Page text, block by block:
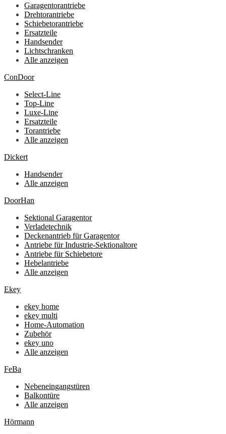
Garagentorantriebe
Drehtorantriebe
Schiebetorantriebe
Ersatzteile
Handsender
Lichtschranken
Alle anzeigen
ConDoor
Select-Line
Top-Line
Luxe-Line
Ersatzteile
Torantriebe
Alle anzeigen
Dickert
Handsender
Alle anzeigen
DoorHan
Sektional Garagentor
Verladetechnik
Deckenantrieb für Garagentor
Antriebe für Industrie-Sektionaltore
Antriebe für Schiebetore
Hebelantriebe
Alle anzeigen
Ekey
ekey home
ekey multi
Home-Automation
Zubehör
ekey uno
Alle anzeigen
FeBa
Nebeneingangstüren
Balkontüre
Alle anzeigen
Hörmann